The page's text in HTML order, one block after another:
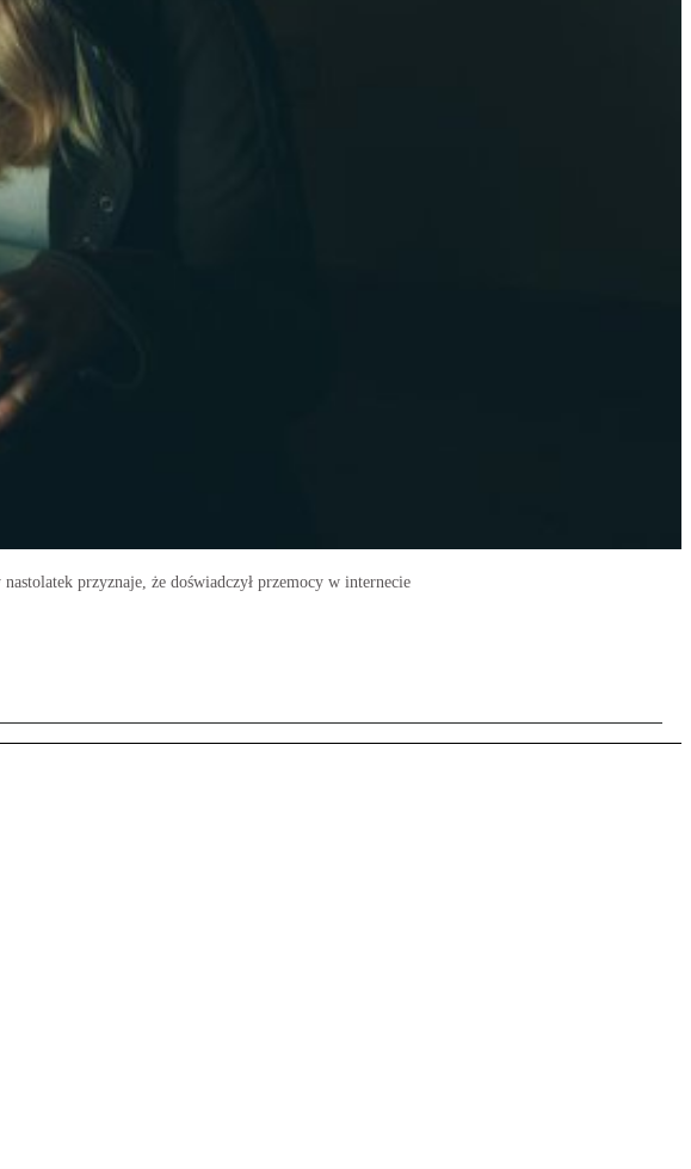
przyznaje, że doświadczył przemocy w internecie